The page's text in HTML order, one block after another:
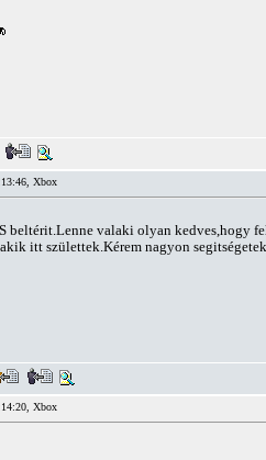
Xbox
beltérit.Lenne valaki olyan kedves,hogy
itt születtek.Kérem nagyon
Xbox